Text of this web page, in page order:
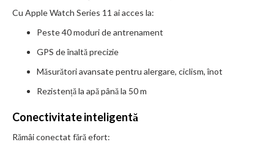
Cu Apple Watch Series 11 ai acces la:
Peste 40 moduri de antrenament
GPS de înaltă precizie
Măsurători avansate pentru alergare, ciclism, înot
Rezistență la apă până la 50 m
Conectivitate inteligentă
Rămâi conectat fără efort: